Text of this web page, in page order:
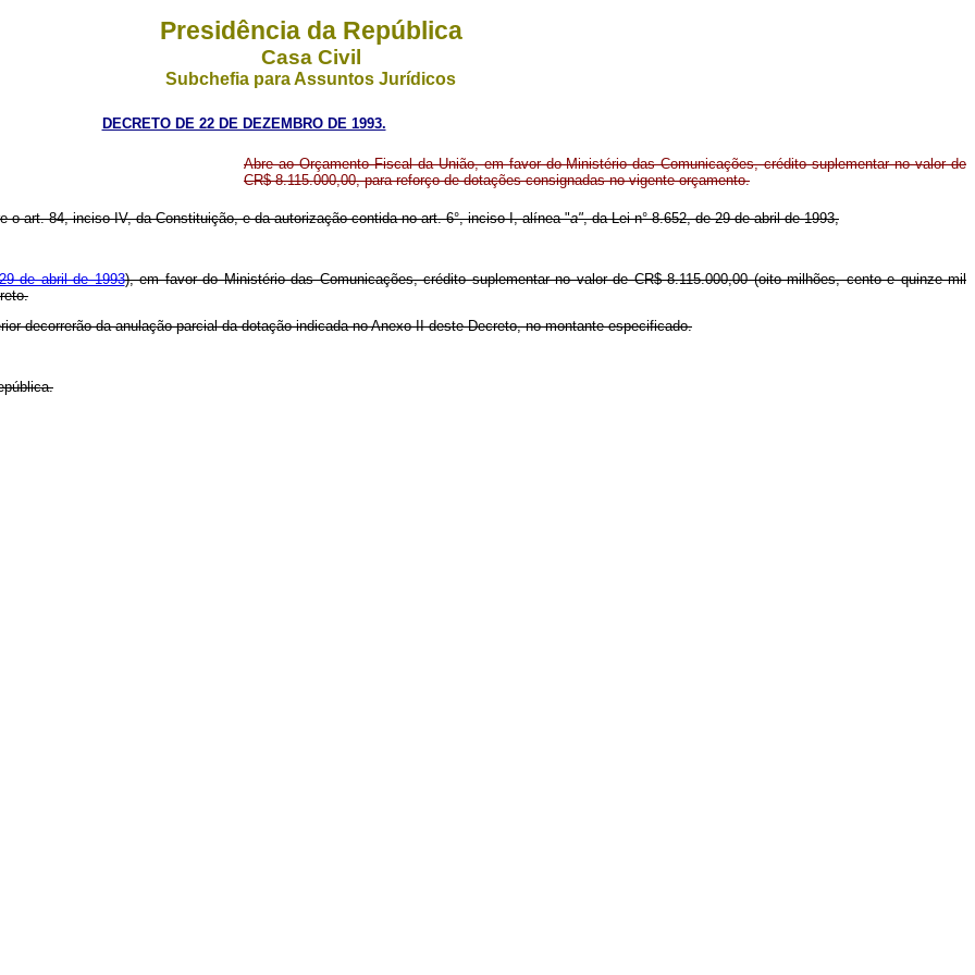
Presidência da República
Casa Civil
Subchefia para Assuntos Jurídicos
DECRETO DE 22 DE DEZEMBRO DE 1993.
Abre ao Orçamento Fiscal da União, em favor do Ministério das Comunicações, crédito suplementar no valor de
CR$ 8.115.000,00, para reforço de dotações consignadas no vigente orçamento.
o art. 84, inciso IV, da Constituição, e da autorização contida no art. 6°, inciso I, alínea "a", da Lei n° 8.652, de 29 de abril de 1993,
de abril de 1993), em favor do Ministério das Comunicações, crédito suplementar no valor de CR$ 8.115.000,00 (oito milhões, cento e quinze mil
decorrerão da anulação parcial da dotação indicada no Anexo II deste Decreto, no montante especificado.